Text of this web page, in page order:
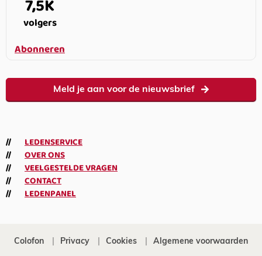
7,5K
volgers
Abonneren
Meld je aan voor de nieuwsbrief
LEDENSERVICE
OVER ONS
VEELGESTELDE VRAGEN
CONTACT
LEDENPANEL
Colofon Privacy Cookies Algemene voorwaarden